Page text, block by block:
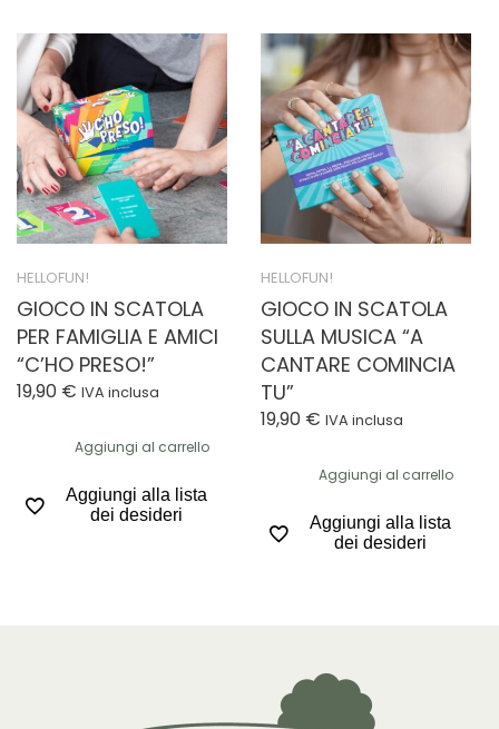
HELLOFUN!
GIOCO IN SCATOLA
PER FAMIGLIA E AMICI
“C’HO PRESO!”
19,90 € IVA inclusa
Aggiungi al carrello
Aggiungi alla lista
dei desideri
HELLOFUN!
GIOCO IN SCATOLA
SULLA MUSICA “A
CANTARE COMINCIA
TU”
19,90 € IVA inclusa
Aggiungi al carrello
Aggiungi alla lista
dei desideri